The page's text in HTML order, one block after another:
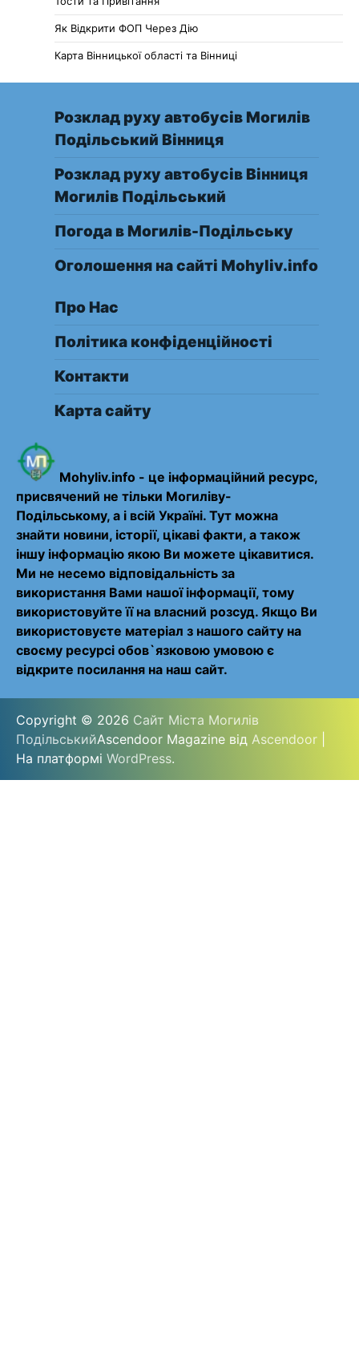
Як Відкрити ФОП Через Дію
Карта Вінницької області та Вінниці
Розклад руху автобусів Могилів
Подільський Вінниця
Розклад руху автобусів Вінниця
Могилів Подільський
Погода в Могилів-Подільську
Оголошення на сайті Mohyliv.info
Про Нас
Політика конфіденційності
Контакти
Карта сайту
Mohyliv.info - це інформаційний ресурс,
присвячений не тільки Могиліву-
Подільському, а і всій Україні. Тут можна
знайти новини, історії, цікаві факти, а також
іншу інформацію якою Ви можете цікавитися.
Ми не несемо відповідальність за
використання Вами нашої інформації, тому
використовуйте її на власний розсуд. Якщо Ви
використовуєте матеріал з нашого сайту на
своєму ресурсі обов`язковою умовою є
відкрите посилання на наш сайт.
Copyright © 2026 Сайт Міста Могилів
ПодільськийAscendoor Magazine від Ascendoor
На платформі WordPress.